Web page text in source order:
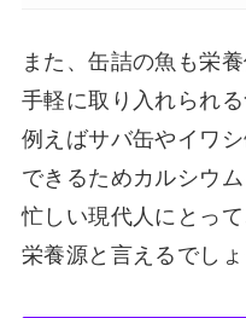
また、缶詰の魚も栄養
手軽に取り入れられる
例えばサバ缶やイワ
できるためカルシウ
忙しい現代人にとっ
栄養源と言えるでしょ